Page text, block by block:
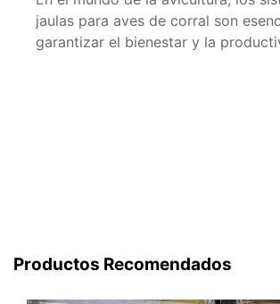
jaulas para aves de corral son
garantizar el bienestar y la
Productos Recomendados